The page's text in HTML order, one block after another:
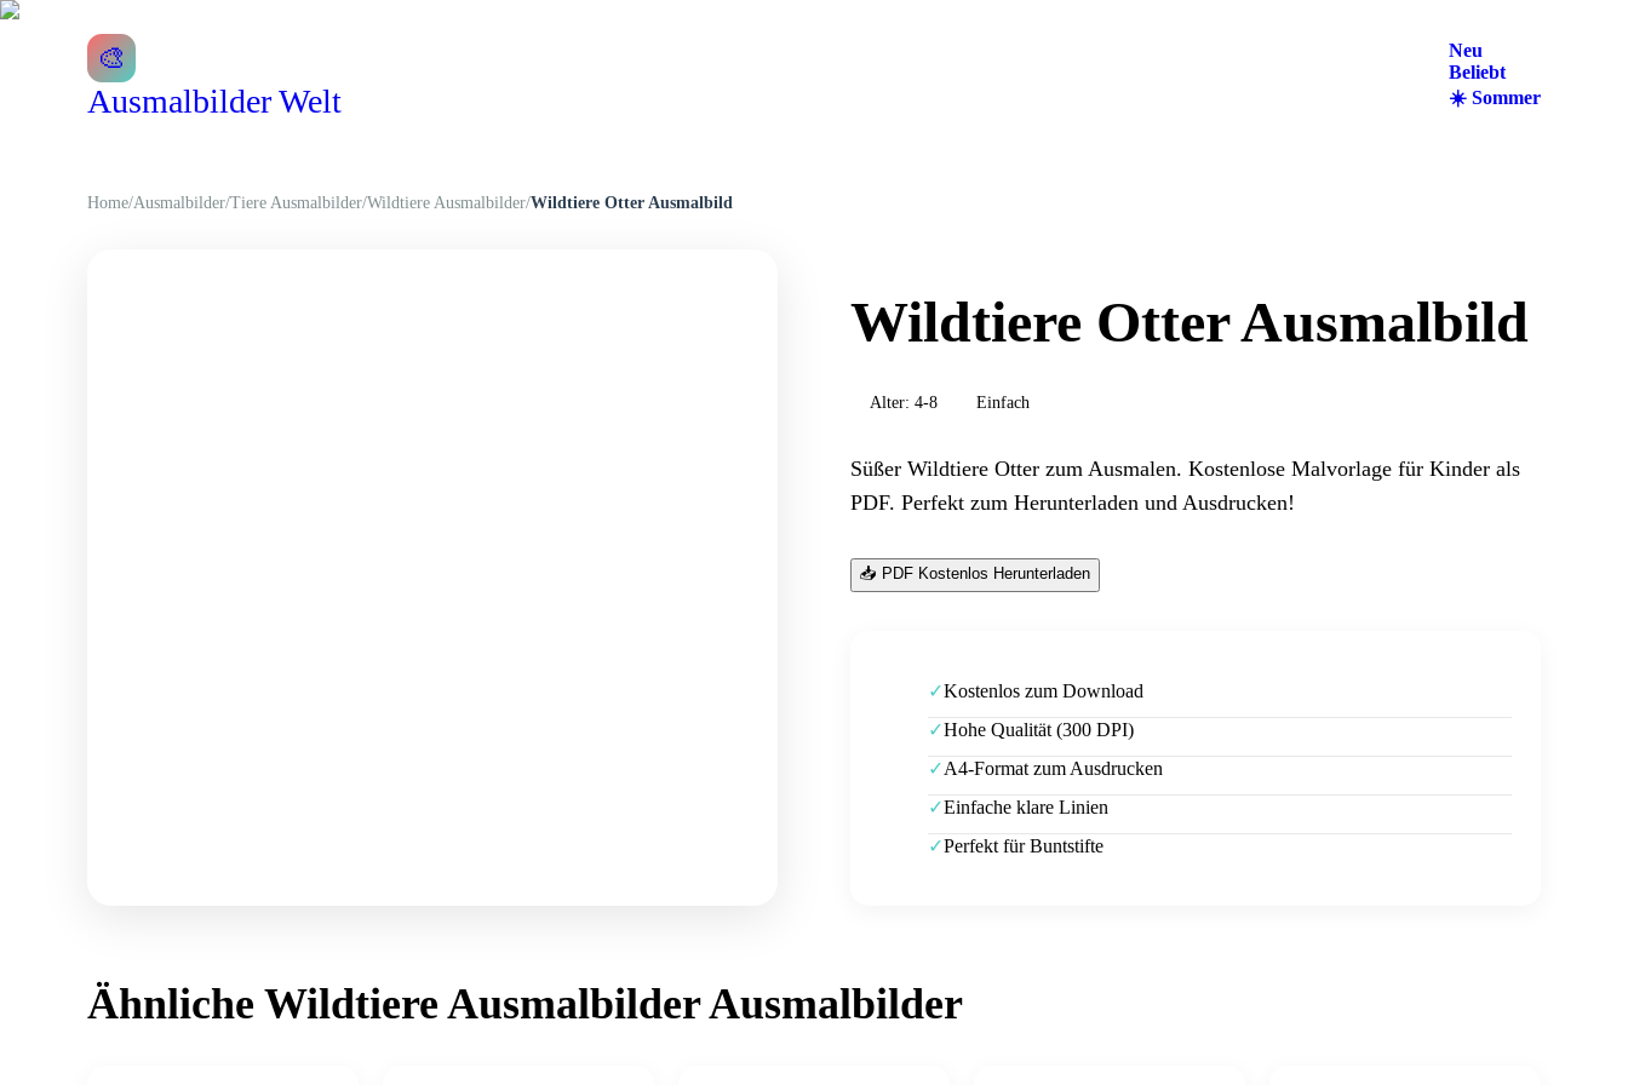
🎨
Ausmalbilder Welt
Neu
Beliebt
☀️ Sommer
Home/Ausmalbilder/Tiere Ausmalbilder/Wildtiere Ausmalbilder/Wildtiere Otter Ausmalbild
Wildtiere Otter Ausmalbild
Alter: 4-8 Einfach
Süßer Wildtiere Otter zum Ausmalen. Kostenlose Malvorlage für Kinder als
PDF. Perfekt zum Herunterladen und Ausdrucken!
📥 PDF Kostenlos Herunterladen
✓Kostenlos zum Download
✓Hohe Qualität (300 DPI)
✓A4-Format zum Ausdrucken
✓Einfache klare Linien
✓Perfekt für Buntstifte
Ähnliche Wildtiere AusmalbilderAusmalbilder